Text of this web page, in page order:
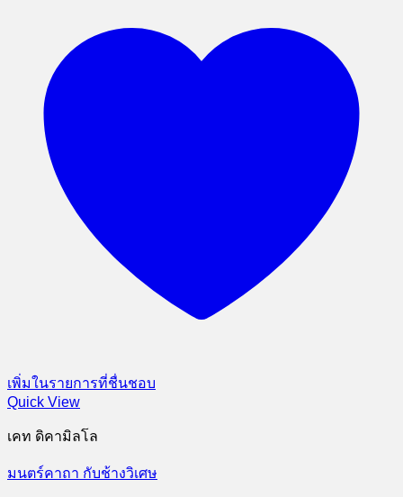
เพิ่มในรายการที่ชื่นชอบ
Quick View
เคท ดิคามิลโล
มนตร์คาถา กับช้างวิเศษ